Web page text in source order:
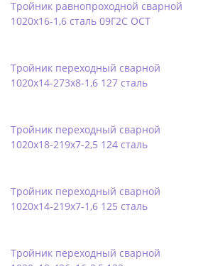
Тройник равнопроходной сварной
1020х16-1,6 сталь 09Г2С ОСТ
Тройник переходный сварной
1020х14-273х8-1,6 127 сталь
Тройник переходный сварной
1020х18-219х7-2,5 124 сталь
Тройник переходный сварной
1020х14-219х7-1,6 125 сталь
Тройник переходный сварной